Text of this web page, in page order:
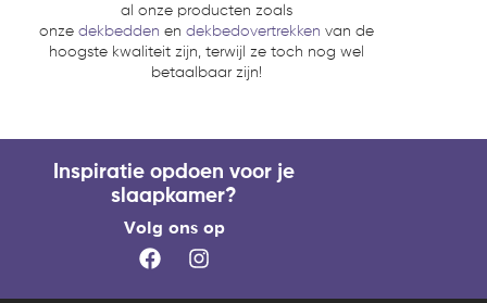
al onze producten zoals
onze dekbedden en dekbedovertrekken van de
hoogste kwaliteit zijn, terwijl ze toch nog wel
betaalbaar zijn!
Inspiratie opdoen voor je
slaapkamer?
Volg ons op